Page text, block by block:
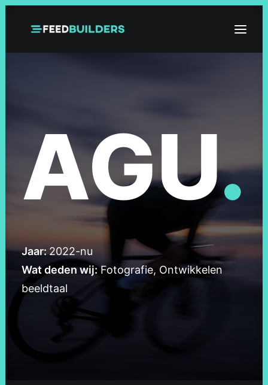
CONTACT
AGU.
Jaar:2022-nu
Wat deden wij:Fotografie, Ontwikkelen
beeldtaal